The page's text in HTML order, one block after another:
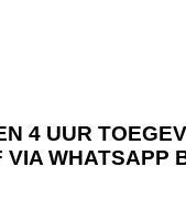
4 UUR
WHATSAPP